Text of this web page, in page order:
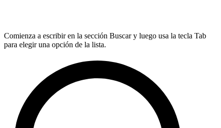
Comienza a escribir en la sección Buscar y luego usa la tecla Tab
para elegir una opción de la lista.